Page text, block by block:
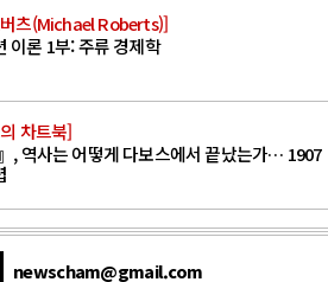
츠(Michael Roberts)]
이론 1부: 주류 경제학
차트북]
』, 역사는 어떻게 다보스에서 끝났는가… 1907
newscham@gmail.com